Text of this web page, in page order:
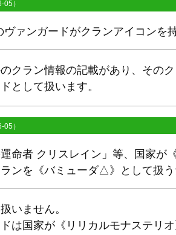
05）
ヴァンガードがクランアイコンを
クラン情報の記載があり、その
として扱います。
05）
運命者 クリスレイン」等、国家
ランを《バミューダ△》として扱
いません。
は国家が《リリカルモナステリ